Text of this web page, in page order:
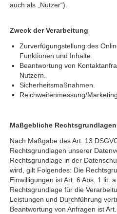
auch als „Nutzer“).
Zweck der Verarbeitung
Zurverfügungstellung des
Funktionen und Inhalte.
Beantwortung von
Nutzern.
Sicherheitsmaßnahmen.
Reichweitenmessung/Marketing
Maßgebliche Rechtsgrundlagen
Nach Maßgabe des Art. 13
Rechtsgrundlagen unserer
Rechtsgrundlage in der
wird, gilt Folgendes: Die
Einwilligungen ist Art. 6 Abs. 1 lit.
Rechtsgrundlage für die
Leistungen und Durchführung
Beantwortung von Anfragen ist